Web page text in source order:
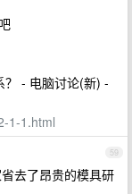
？ - 电脑讨论(新) -
1-1.html
59
去了昂贵的模具研